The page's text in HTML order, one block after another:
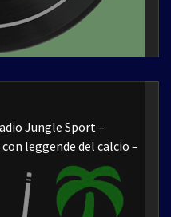
Jungle Sport –
leggende del calcio –